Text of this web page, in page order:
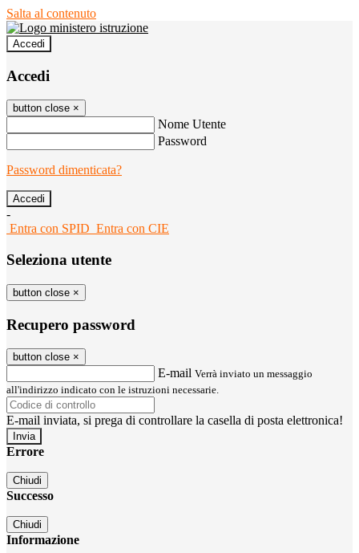
Salta al contenuto
Accedi
Accedi
button close ×
Nome Utente
Password
Password dimenticata?
-
Entra con SPID Entra con CIE
Seleziona utente
button close ×
Recupero password
button close ×
E-mail Verrà inviato un messaggio
all'indirizzo indicato con le istruzioni necessarie.
E-mail inviata, si prega di controllare la casella di posta elettronica!
Errore
Chiudi
Successo
Chiudi
Informazione